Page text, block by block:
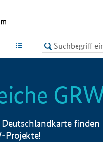
LISTE
finden
Projekte!